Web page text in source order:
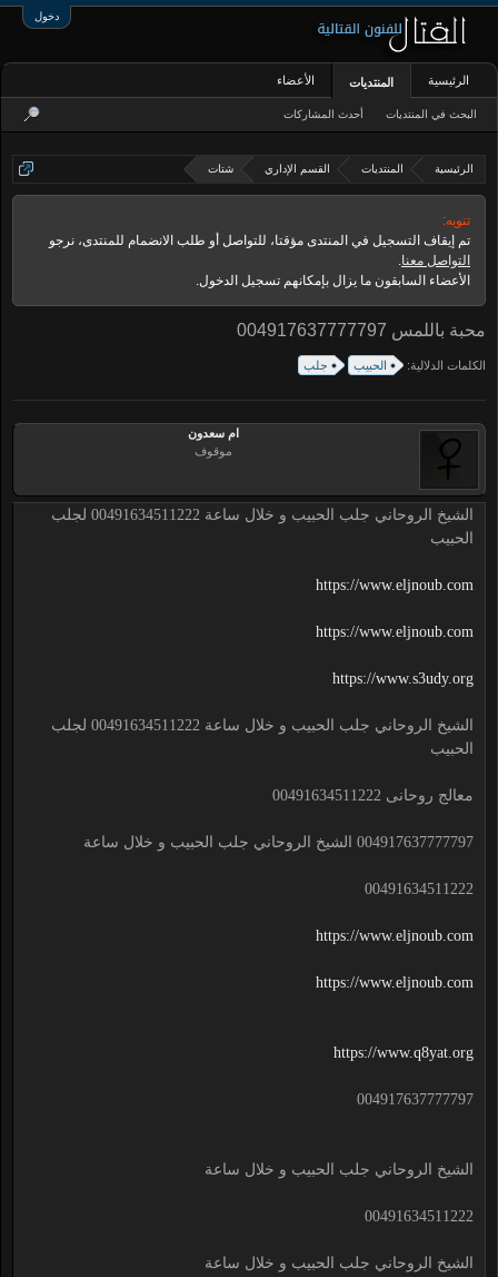
دخول
الرئيسية المنتديات القسم الإداري شتات
تنويه:
تم إيقاف التسجيل في المنتدى مؤقتا، للتواصل أو طلب الانضمام للمنتدى، نرجو
التواصل معنا.
الأعضاء السابقون ما يزال بإمكانهم تسجيل الدخول.
محبة باللمس 004917637777797
الكلمات الدلالية: الحبيب جلب
ام سعدون
موقوف
الشيخ الروحاني جلب الحبيب و خلال ساعة 00491634511222 لجلب
الحبيب
https://www.eljnoub.com
https://www.eljnoub.com
https://www.s3udy.org
الشيخ الروحاني جلب الحبيب و خلال ساعة 00491634511222 لجلب
الحبيب
معالج روحانى 00491634511222
004917637777797 الشيخ الروحاني جلب الحبيب و خلال ساعة
00491634511222
https://www.eljnoub.com
https://www.eljnoub.com
https://www.q8yat.org
004917637777797
الشيخ الروحاني جلب الحبيب و خلال ساعة
00491634511222
الشيخ الروحاني جلب الحبيب و خلال ساعة
الرئيسية المنتديات
البحث في المنتديات أحدث المشاركات
الأعضاء